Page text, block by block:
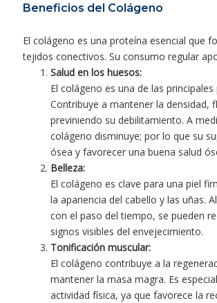
Beneficios del Colágeno
El colágeno es una proteína esencial que
tejidos conectivos. Su consumo regular
Salud en los huesos:
El colágeno es una de las
Contribuye a mantener la densidad,
previniendo su debilitamiento. A
colágeno disminuye; por lo que su
ósea y favorecer una buena salud
Belleza:
El colágeno es clave para una piel
la apariencia del cabello y las uñas.
con el paso del tiempo, se pueden
signos visibles del envejecimiento.
Tonificación muscular:
El colágeno contribuye a la
mantener la masa magra. Es
actividad física, ya que favorece la